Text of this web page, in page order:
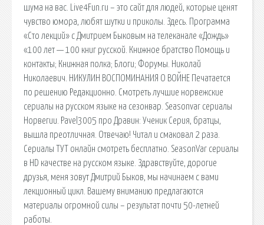
шума на вас. Live4Fun.ru – это сайт для людей, которые ценят
чувство юмора, любят шутки и приколы. Здесь. Программа
«Сто лекций» с Дмитрием Быковым на телеканале «Дождь»
«100 лет — 100 книг русской. Книжное братство Помощь и
контакты; Книжная полка; Блоги; Форумы. Николай
Николаевич. НИКУЛИН ВОСПОМИНАНИЯ О ВОЙНЕ Печатается
по решению Редакционно. Смотреть лучшие норвежские
сериалы на русском языке на сезонвар. Seasonvar сериалы
Норвегии. Pavel3005 про Дравин: Ученик Серия, братцы,
вышла преотличная. Отвечаю! Читал и смаковал 2 раза.
Сериалы ТУТ онлайн смотреть бесплатно. SeasonVar сериалы
в HD качестве на русском языке. Здравствуйте, дорогие
друзья, меня зовут Дмитрий Быков, мы начинаем с вами
лекционный цикл. Вашему вниманию предлагаются
материалы огромной силы – результат почти 50-летней
работы.